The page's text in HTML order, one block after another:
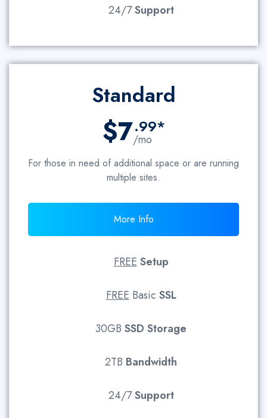
24/7Support
Standard
$7/mo
.99*
For those in need of additional space or are running
multiple sites.
More Info
FREE Setup
FREE Basic SSL
30GB SSD Storage
2TB Bandwidth
24/7Support